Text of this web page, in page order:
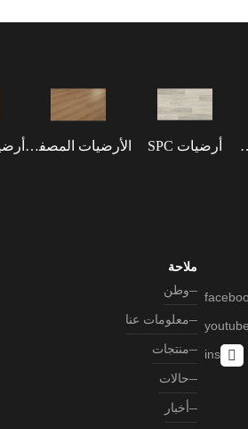
الهندسية أرضيات SPC الأرضيات المصفحة
ملاحة
وطن
معلومات عنا
منتجات
حالات
أخبار
youtube
ins